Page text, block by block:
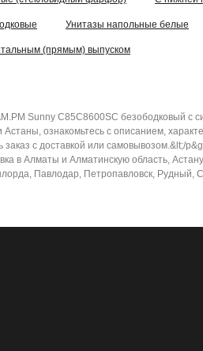
Унитазы напольные белые
(прямым) выпуском
Sunny C85C8600SC безободковый с
ознакомьтесь с описанием,
с доставкой или самовывозом.&lt;/
в Алматы и Алматинскую область,
Павлодар, Петропавловск, Рудный,